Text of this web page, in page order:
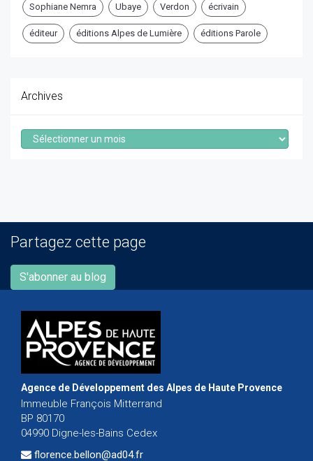
Sophiane Nemra Ubaye Verdon écrivain
éditeur éditions Alpes de Lumière éditions Parole
Archives
Archives
Partagez cette page
S'abonner au blog
Agence de Développement des Alpes de Haute Provence
Immeuble François Mitterrand
BP 80170
04990 Digne-les-Bains Cedex
florence.bellon@ad04.fr